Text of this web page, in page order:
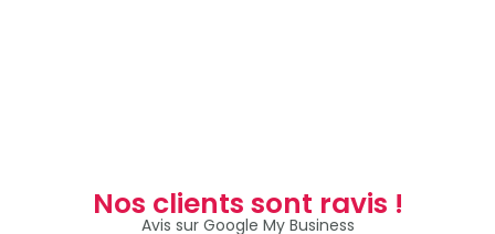
Nos clients sont ravis !
Avis sur Google My Business